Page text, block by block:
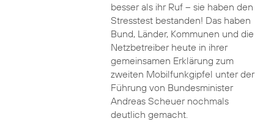
besser als ihr Ruf – sie haben den
Stresstest bestanden! Das haben
Bund, Länder, Kommunen und die
Netzbetreiber heute in ihrer
gemeinsamen Erklärung zum
zweiten Mobilfunkgipfel unter der
Führung von Bundesminister
Andreas Scheuer nochmals
deutlich gemacht.